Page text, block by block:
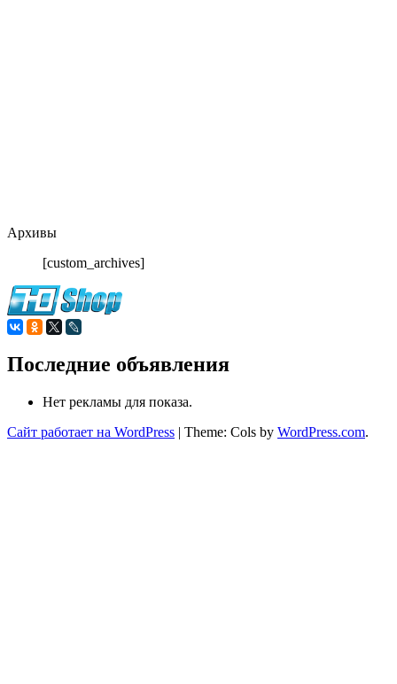
Архивы
[custom_archives]
Последние объявления
Нет рекламы для показа.
Сайт работает на WordPress | Theme: Cols by WordPress.com.